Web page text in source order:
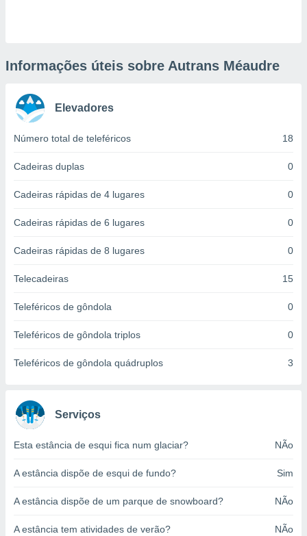
únicos
e
este sitio
de
seus
tal,
na
de
Informações úteis sobre Autrans Méaudre
Elevadores
Número total de teleféricos 18
Cadeiras duplas 0
Cadeiras rápidas de 4 lugares 0
Cadeiras rápidas de 6 lugares 0
Cadeiras rápidas de 8 lugares 0
Telecadeiras 15
Teleféricos de gôndola 0
Teleféricos de gôndola triplos 0
Teleféricos de gôndola quádruplos 3
Serviços
Esta estância de esqui fica num glaciar? NÃo
A estância dispõe de esqui de fundo? Sim
A estância dispõe de um parque de snowboard? NÃo
A estância tem atividades de verão? NÃo